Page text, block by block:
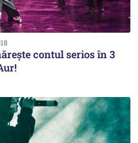
contul serios în 3